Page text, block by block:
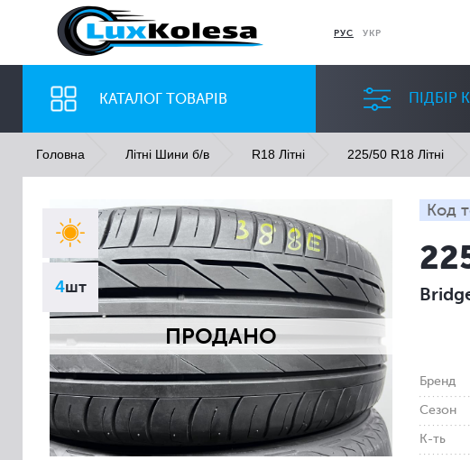
РУС УКР
КАТАЛОГ ТОВАРІВ ПІДБІР
ШИНИ ДИСКИ
Ширина
Всі
Профіль
Всі Всі
Головна Літні Шини б/в R18 Літні 225/50 R18 Літні
ПРОДАНО
4шт
Код
Бренд
Сезон
К-ть